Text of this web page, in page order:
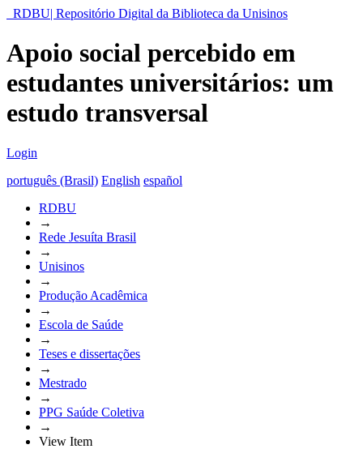
RDBU| Repositório Digital da Biblioteca da Unisinos
Apoio social percebido em
estudantes universitários: um
estudo transversal
Login
português (Brasil) English español
RDBU
→
Rede Jesuíta Brasil
→
Unisinos
→
Produção Acadêmica
→
Escola de Saúde
→
Teses e dissertações
→
Mestrado
→
PPG Saúde Coletiva
→
View Item